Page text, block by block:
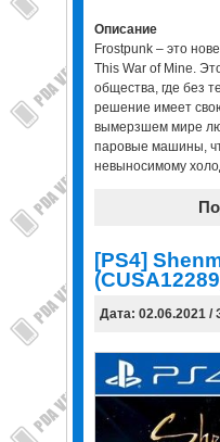
Описание
Frostpunk – это
This War of Mine.
общества, где без
решение имеет
вымерзшем мире
паровые машины,
невыносимому
[PS4]
Дата: 02.06.2021 /